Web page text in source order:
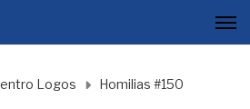
Logos Homilias #150